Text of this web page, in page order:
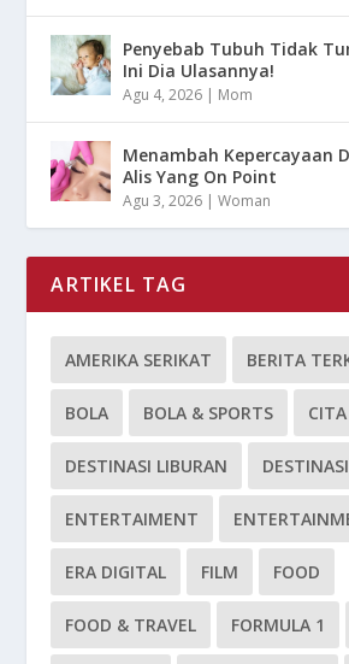
Penyebab Tubuh Tidak
Ini Dia Ulasannya!
Agu 4, 2026 | Mom
Menambah Kepercayaan
Alis Yang On Point
Agu 3, 2026 |Woman
ARTIKEL TAG
AMERIKA SERIKAT BERITA
BOLA BOLA & SPORTS
DESTINASI LIBURAN
ENTERTAIMENT
ERA DIGITAL FILM FOOD
FOOD & TRAVEL FORMULA 1